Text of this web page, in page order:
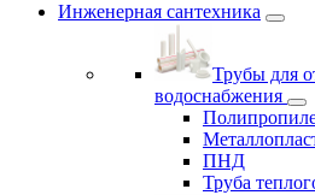
Инженерная сантехника
Трубы для
водоснабжения
ПНД
Труба